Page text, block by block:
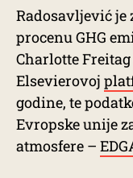
Radosavljević je
procenu GHG
Charlotte
Elsevierovoj
godine, te
Evropske unije
atmosfere –